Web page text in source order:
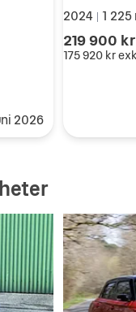
2026
2024 1
219 900
175 920 kr